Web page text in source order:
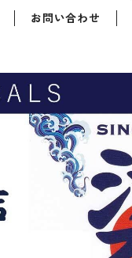
お問い合わせ